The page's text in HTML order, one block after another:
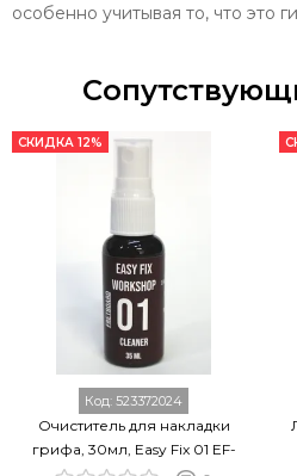
особенно учитывая то, что это
СКИДКА 12%
Код: 523372024
Очиститель для накладки
грифа, 30мл, Easy Fix 01 EF-